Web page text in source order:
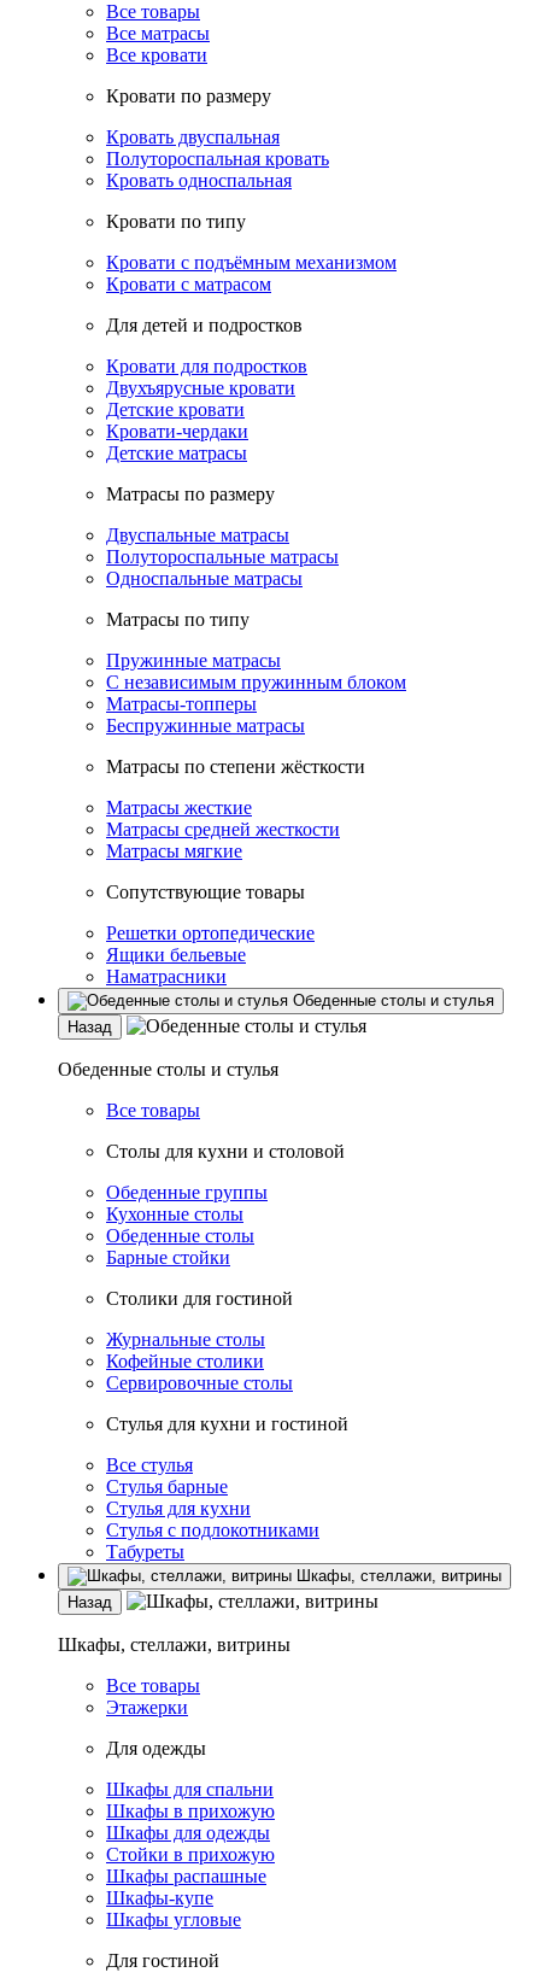
Все товары
Все матрасы
Все кровати
Кровати по размеру
Кровать двуспальная
Полутороспальная кровать
Кровать односпальная
Кровати по типу
Кровати с подъёмным механизмом
Кровати с матрасом
Для детей и подростков
Кровати для подростков
Двухъярусные кровати
Детские кровати
Кровати-чердаки
Детские матрасы
Матрасы по размеру
Двуспальные матрасы
Полутороспальные матрасы
Односпальные матрасы
Матрасы по типу
Пружинные матрасы
С независимым пружинным блоком
Матрасы-топперы
Беспружинные матрасы
Матрасы по степени жёсткости
Матрасы жесткие
Матрасы средней жесткости
Матрасы мягкие
Сопутствующие товары
Решетки ортопедические
Ящики бельевые
Наматрасники
Обеденные столы и стулья
Назад
Обеденные столы и стулья
Все товары
Столы для кухни и столовой
Обеденные группы
Кухонные столы
Обеденные столы
Барные стойки
Столики для гостиной
Журнальные столы
Кофейные столики
Сервировочные столы
Стулья для кухни и гостиной
Все стулья
Стулья барные
Стулья для кухни
Стулья с подлокотниками
Табуреты
Шкафы, стеллажи, витрины
Назад
Шкафы, стеллажи, витрины
Все товары
Этажерки
Для одежды
Шкафы для спальни
Шкафы в прихожую
Шкафы для одежды
Стойки в прихожую
Шкафы распашные
Шкафы-купе
Шкафы угловые
Для гостиной